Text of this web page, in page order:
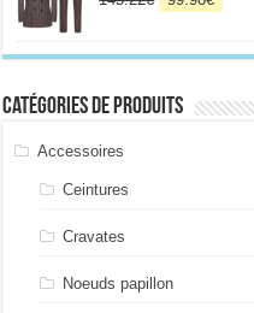
était :
est :
Catégories de produits
Accessoires
Ceintures
Cravates
Noeuds papillon